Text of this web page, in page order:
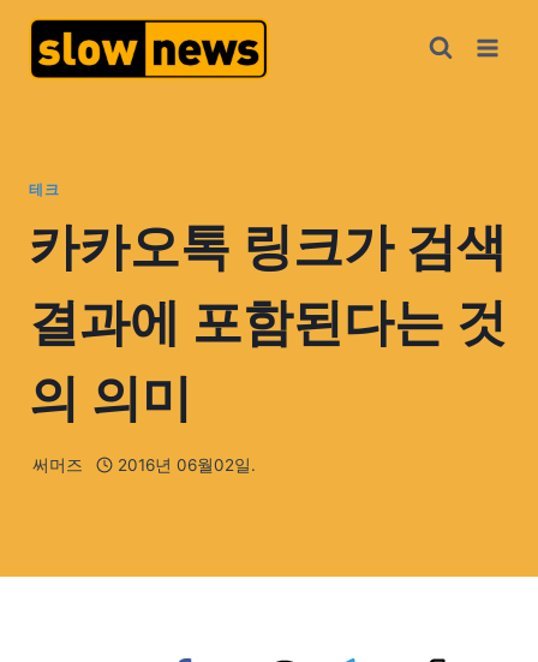
테크
카카오톡 링크가 검색
결과에 포함된다는 것
의 의미
써머즈 2016년 06월02일.